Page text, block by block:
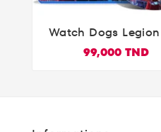

Watch Dogs Legion
99,000 TND